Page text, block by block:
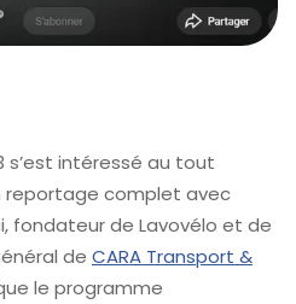
s’est intéressé au tout
reportage complet avec
fondateur de Lavovélo et de
de CARA Transport &
le programme